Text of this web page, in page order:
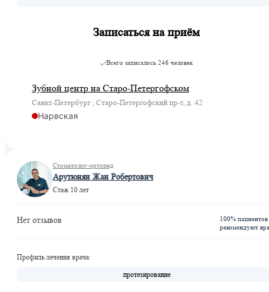
Записаться на приём
Всего записалось 246 человек
Зубной центр на Старо-Петергофском
Санкт-Петербург , Старо-Петергофский пр-т, д. 42
Нарвская
Стоматолог-ортопед
Арутюнян Жан Робертович
Стаж 10 лет
Нет отзывов
100% пациентов
рекомендуют
Профиль лечения врача:
протезирование